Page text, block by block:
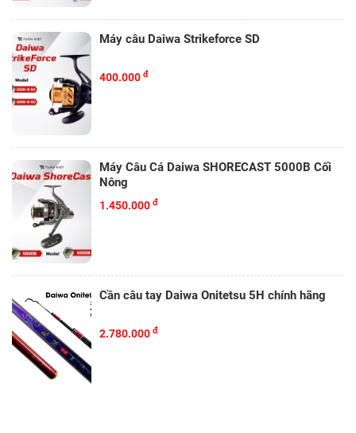
Máy câu Daiwa Strikeforce SD
400.000 đ
Máy Câu Cá Daiwa SHORECAST 5000B Cối
Nông
1.450.000 đ
Cần câu tay Daiwa Onitetsu 5H chính hãng
2.780.000 đ